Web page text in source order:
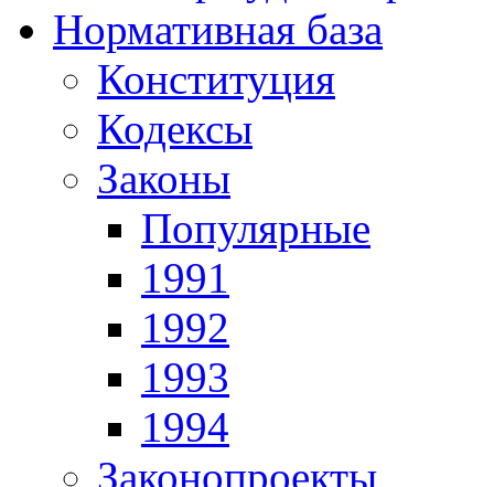
Нормативная база
Конституция
Кодексы
Законы
Популярные
1991
1992
1993
1994
Законопроекты